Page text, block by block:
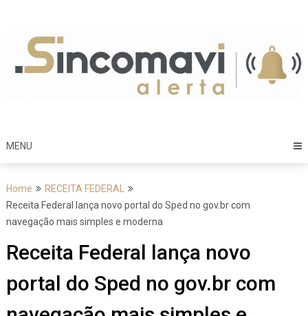
content
MENU
Home
RECEITA FEDERAL
Receita Federal lança novo portal do Sped no gov.br com
navegação mais simples e moderna
Receita Federal lança novo
portal do Sped no gov.br com